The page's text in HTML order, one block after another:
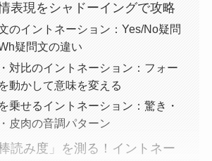
表現をシャドーイングで攻略
のイントネーション：Yes/No疑問
疑問文の違い
対比のイントネーション：フォー
動かして意味を変える
乗せるイントネーション：驚き・
皮肉の音調パターン
読み度」を測る！イントネー